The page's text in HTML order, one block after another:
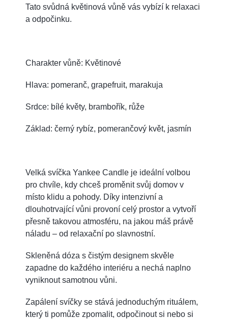
Tato svůdná květinová vůně vás vybízí k relaxaci
a odpočinku.
Charakter vůně: Květinové
Hlava: pomeranč, grapefruit, marakuja
Srdce: bílé květy, brambořík, růže
Základ: černý rybíz, pomerančový květ, jasmín
Velká svíčka Yankee Candle je ideální volbou
pro chvíle, kdy chceš proměnit svůj domov v
místo klidu a pohody. Díky intenzivní a
dlouhotrvající vůni provoní celý prostor a vytvoří
přesně takovou atmosféru, na jakou máš právě
náladu – od relaxační po slavnostní.
Skleněná dóza s čistým designem skvěle
zapadne do každého interiéru a nechá naplno
vyniknout samotnou vůni.
Zapálení svíčky se stává jednoduchým rituálem,
který ti pomůže zpomalit, odpočinout si nebo si